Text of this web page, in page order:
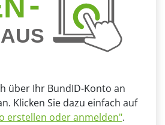
über Ihr BundID-Konto an
Klicken Sie dazu einfach auf
erstellen oder anmelden".